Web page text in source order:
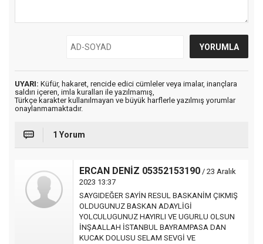
UYARI: Küfür, hakaret, rencide edici cümleler veya imalar, inançlara
saldırı içeren, imla kuralları ile yazılmamış,
Türkçe karakter kullanılmayan ve büyük harflerle yazılmış yorumlar
onaylanmamaktadır.
1 Yorum
ERCAN DENİZ 05352153190 / 23 Aralık
2023 13:37
SAYGIDEĞER SAYİN RESUL BASKANİM ÇIKMIŞ
OLDUGUNUZ BASKAN ADAYLİGİ
YOLCULUGUNUZ HAYIRLI VE UGURLU OLSUN
İNŞAALLAH İSTANBUL BAYRAMPASA DAN
KUCAK DOLUSU SELAM SEVGİ VE